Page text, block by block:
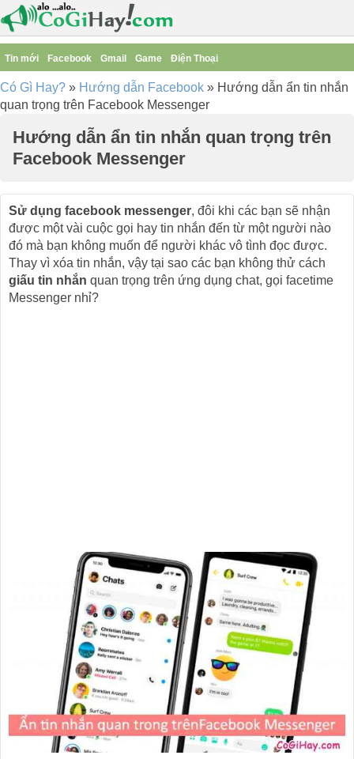
Tin mới Facebook Gmail Game Điện Thoại
Có Gì Hay? » Hướng dẫn Facebook » Hướng dẫn ẩn tin nhắn
quan trọng trên Facebook Messenger
Hướng dẫn ẩn tin nhắn quan trọng trên
Facebook Messenger
Sử dụng facebook messenger, đôi khi các bạn sẽ nhận
được một vài cuộc gọi hay tin nhắn đến từ một người nào
đó mà bạn không muốn để người khác vô tình đọc được.
Thay vì xóa tin nhắn, vậy tại sao các bạn không thử cách
giấu tin nhắn quan trọng trên ứng dụng chat, gọi facetime
Messenger nhỉ?